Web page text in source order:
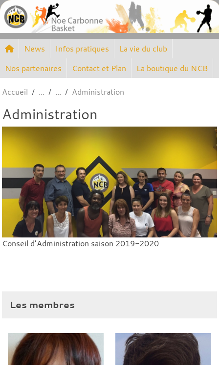
News Infos pratiques
La vie du club
Nos partenaires
Contact et Plan La boutique du NCB
Accueil Administration
Administration
Conseil d’Administration saison 2019-2020
Les membres
Panneau de gestion des cookies